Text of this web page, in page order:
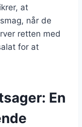
at
når de
retten med
for at
En